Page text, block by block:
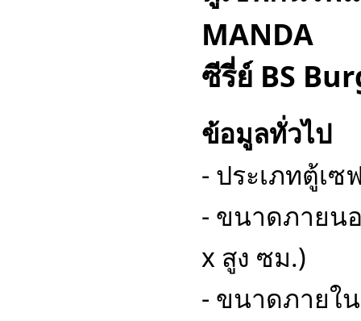
MANDA
ซีรี่ย์ BS
ข้อมูลทั่วไป
- ประเภทตู้เ
- ขนาดภายนอ
x สูง ซม.)
- ขนาดภายใน